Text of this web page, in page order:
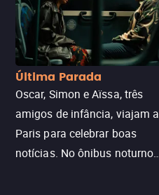
Última Parada
Oscar, Simon e Aïssa, três
amigos de infância, viajam a
Paris para celebrar boas
notícias. No ônibus noturno